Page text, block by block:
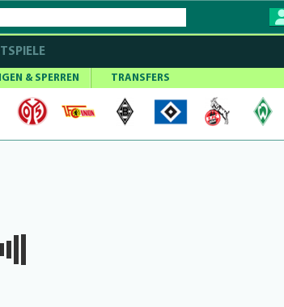
& SPERREN TRANSFERS